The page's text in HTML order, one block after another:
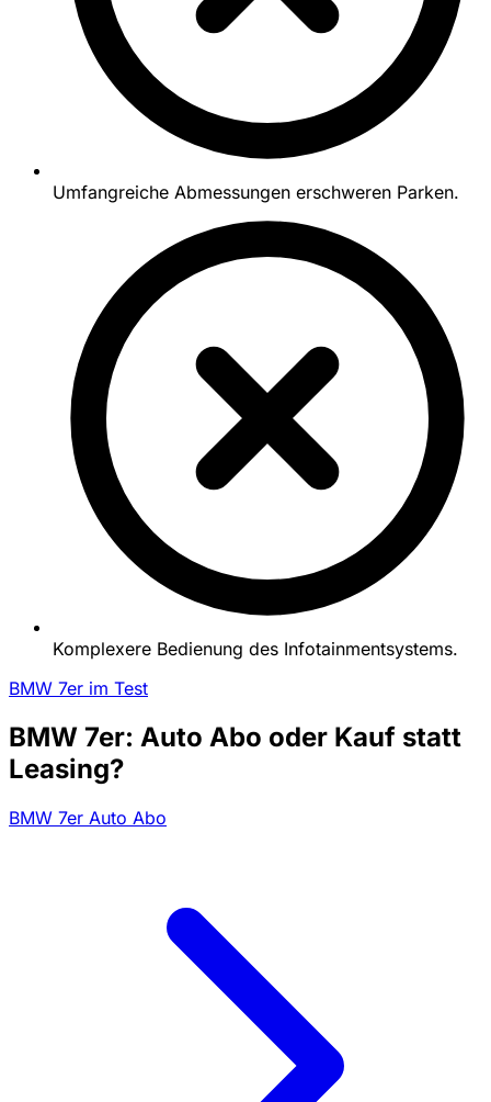
Umfangreiche Abmessungen erschweren Parken.
Komplexere Bedienung des Infotainmentsystems.
BMW 7er im Test
BMW 7er: Auto Abo oder Kauf statt
Leasing?
BMW 7er Auto Abo